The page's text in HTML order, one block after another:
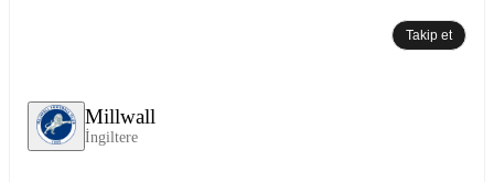
Millwall
İngiltere
Takip et